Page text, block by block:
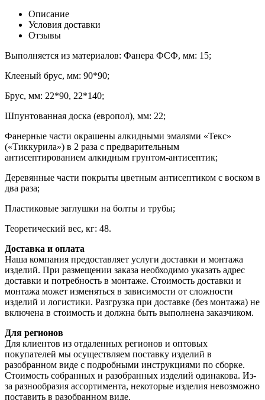
Описание
Условия доставки
Отзывы
Выполняется из материалов: Фанера ФСФ, мм: 15;
Клееный брус, мм: 90*90;
Брус, мм: 22*90, 22*140;
Шпунтованная доска (европол), мм: 22;
Фанерные части окрашены алкидными эмалями «Текс»
(«Тиккурила») в 2 раза с предварительным
антисептированием алкидным грунтом-антисептик;
Деревянные части покрыты цветным антисептиком с воском в
два раза;
Пластиковые заглушки на болты и трубы;
Теоретический вес, кг: 48.
Доставка и оплата
Наша компания предоставляет услуги доставки и монтажа
изделий. При размещении заказа необходимо указать адрес
доставки и потребность в монтаже. Стоимость доставки и
монтажа может изменяться в зависимости от сложности
изделий и логистики. Разгрузка при доставке (без монтажа) не
включена в стоимость и должна быть выполнена заказчиком.
Для регионов
Для клиентов из отдаленных регионов и оптовых
покупателей мы осуществляем поставку изделий в
разобранном виде с подробными инструкциями по сборке.
Стоимость собранных и разобранных изделий одинакова. Из-
за разнообразия ассортимента, некоторые изделия невозможно
поставить в разобранном виде.